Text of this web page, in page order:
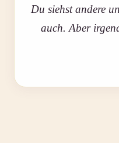
Du siehst andere
auch. Aber